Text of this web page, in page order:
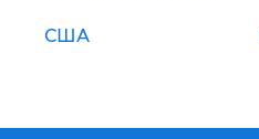
США